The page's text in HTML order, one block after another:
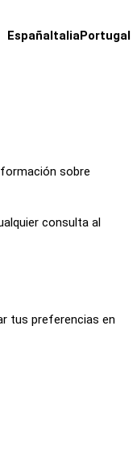
EspañaItaliaPortugal
sobre
consulta al
tus preferencias en